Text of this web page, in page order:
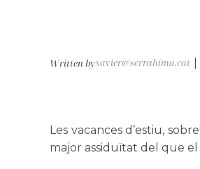
Written byxavier@serrahima.cat
Les vacances d’estiu,
major assiduïtat del que